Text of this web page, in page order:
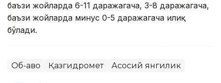
баъзи жойларда 6-11 даражагача, 3-8 даражагача,
баъзи жойларда минус 0-5 даражагача илиқ
бўлади.
Об-ҳаво Қазгидромет Асосий янгилик